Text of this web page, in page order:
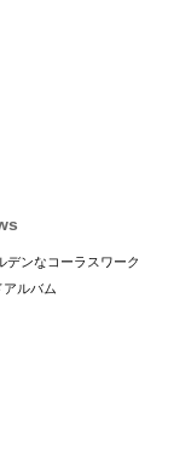
デンなコーラスワーク
ルバム